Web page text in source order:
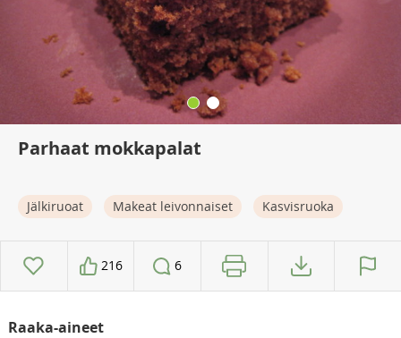
Parhaat mokkapalat
Jälkiruoat Makeat leivonnaiset Kasvisruoka
216 6
Raaka-aineet